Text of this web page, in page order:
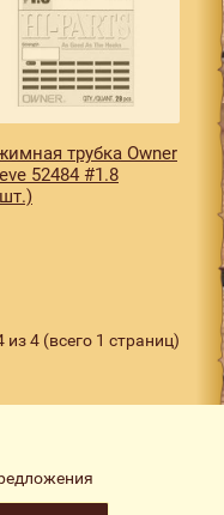
трубка Owner
52484 #1.8
из 4 (всего 1 страниц)